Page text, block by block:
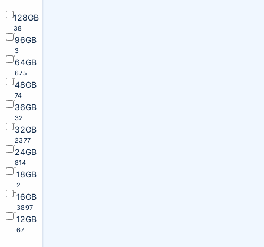
128GB
38
96GB
3
64GB
675
48GB
74
36GB
32
32GB
2377
24GB
814
18GB
2
16GB
3897
12GB
67